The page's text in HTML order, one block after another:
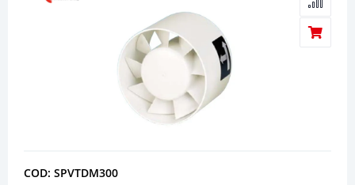
COD: SPVTDM300